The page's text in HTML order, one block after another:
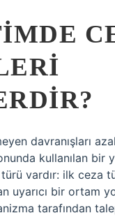
davranışları
kullanılan bir
vardır: ilk ceza
uyarıcı bir ortam
tarafından